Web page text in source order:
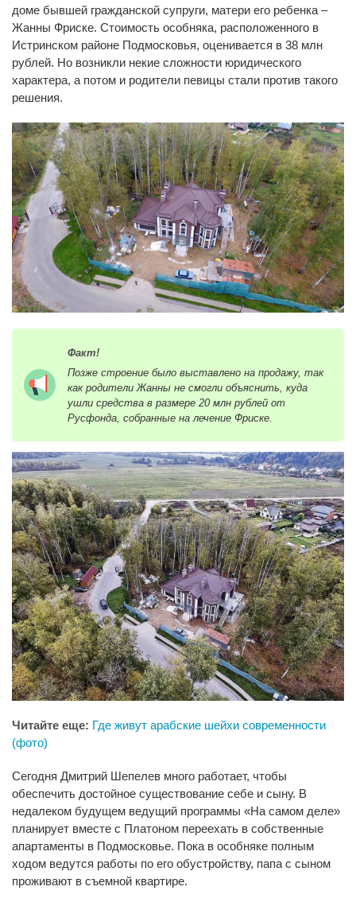
доме бывшей гражданской супруги, матери его ребенка –
Жанны Фриске. Стоимость особняка, расположенного в
Истринском районе Подмосковья, оценивается в 38 млн
рублей. Но возникли некие сложности юридического
характера, а потом и родители певицы стали против такого
решения.
Факт!
Позже строение было выставлено на продажу, так
как родители Жанны не смогли объяснить, куда
ушли средства в размере 20 млн рублей от
Русфонда, собранные на лечение Фриске.
Читайте еще: Где живут арабские шейхи современности
(фото)
Сегодня Дмитрий Шепелев много работает, чтобы
обеспечить достойное существование себе и сыну. В
недалеком будущем ведущий программы «На самом деле»
планирует вместе с Платоном переехать в собственные
апартаменты в Подмосковье. Пока в особняке полным
ходом ведутся работы по его обустройству, папа с сыном
проживают в съемной квартире.